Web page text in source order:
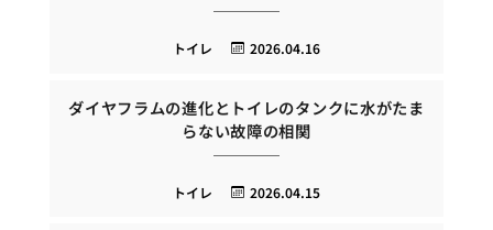
2026.04.16
トイレ
ダイヤフラムの進化とトイレのタンクに水がたま
らない故障の相関
2026.04.15
トイレ